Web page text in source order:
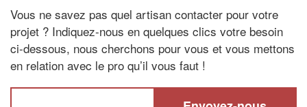
Vous ne savez pas quel artisan contacter pour votre
projet ? Indiquez-nous en quelques clics votre besoin
ci-dessous, nous cherchons pour vous et vous mettons
en relation avec le pro qu’il vous faut !